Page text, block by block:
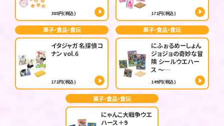
385円(税込) 171円(税込)
菓子・食品・食玩
イタジャガ 名探偵コ
ナン vol.6
171円(税込)
菓子・食品・食玩
にふぉるめーしょん
ジョジョの奇妙な冒
険 シールウエハー
ス ～…
149円(税込)
菓子・食品・食玩
にゃんこ大戦争ウエ
ハース＋9